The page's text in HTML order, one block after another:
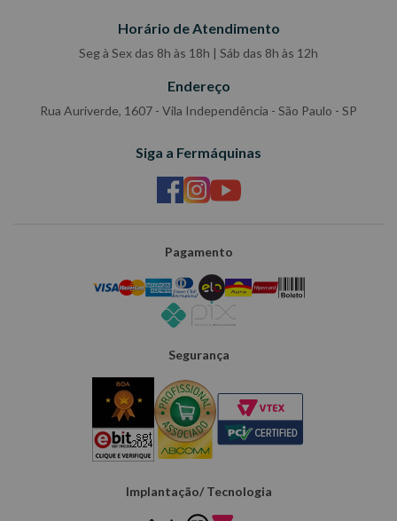
Horário de Atendimento
Seg à Sex das 8h às 18h | Sáb das 8h às 12h
Endereço
Rua Auriverde, 1607 - Vila Independência - São Paulo - SP
Siga a Fermáquinas
Pagamento
Segurança
Implantação/ Tecnologia